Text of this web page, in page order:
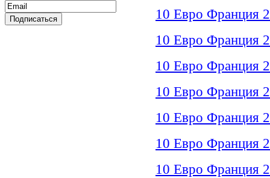
10 Евро Франция
10 Евро Франция
10 Евро Франция
10 Евро Франция
10 Евро Франция
10 Евро Франция
10 Евро Франция